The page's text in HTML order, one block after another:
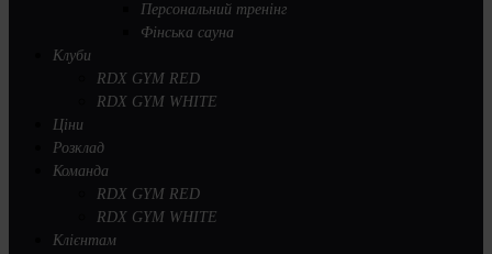
Персональний тренінг
Фінська сауна
Клуби
RDX GYM RED
RDX GYM WHITE
Ціни
Розклад
Команда
RDX GYM RED
RDX GYM WHITE
Клієнтам